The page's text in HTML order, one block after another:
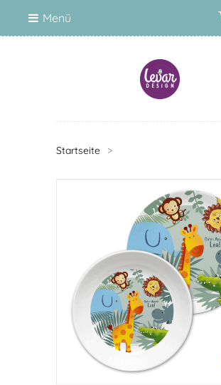
Menü
Startseite >